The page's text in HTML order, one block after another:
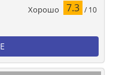
Хорошо 7.3 / 10